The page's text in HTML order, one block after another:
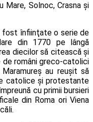
Mare, Solnoc, Crasna şi
fost înfiinţate o serie de
din 1770 pe lângă
diecilor să citească şi
de români greco-catolici
au reuşit să
catolice şi protestante
cu primii bursieri
din Roma ori Viena